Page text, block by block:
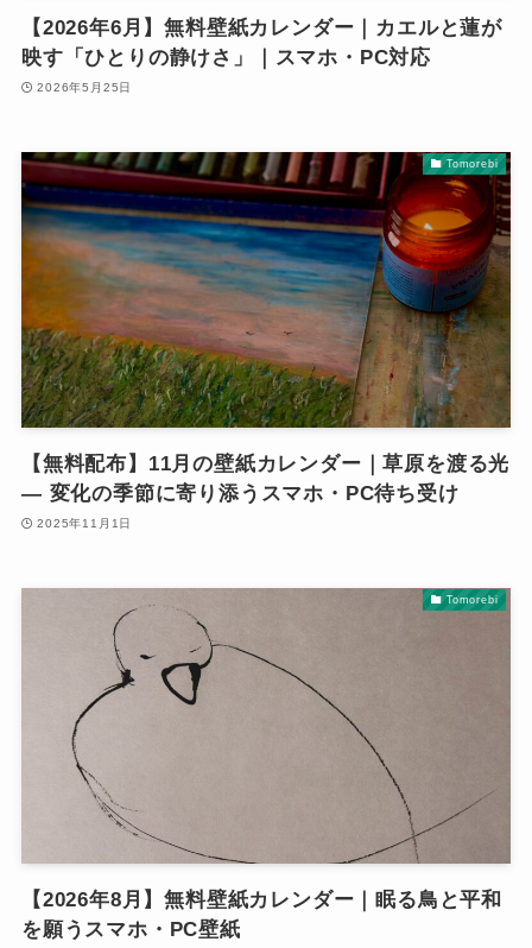
【2026年6月】無料壁紙カレンダー｜カエルと蓮が
映す「ひとりの静けさ」｜スマホ・PC対応
2026年5月25日
Tomorebi
【無料配布】11月の壁紙カレンダー｜草原を渡る光
― 変化の季節に寄り添うスマホ・PC待ち受け
2025年11月1日
Tomorebi
【2026年8月】無料壁紙カレンダー｜眠る鳥と平和
を願うスマホ・PC壁紙